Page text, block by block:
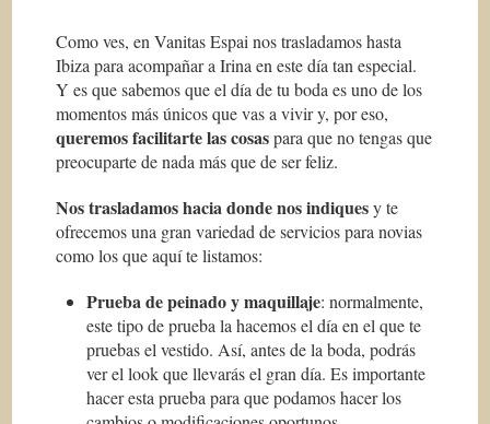
Como ves, en Vanitas Espai nos trasladamos hasta
Ibiza para acompañar a Irina en este día tan especial.
Y es que sabemos que el día de tu boda es uno de los
momentos más únicos que vas a vivir y, por eso,
queremos facilitarte las cosaspara que no tengas que
preocuparte de nada más que de ser feliz.
Nos trasladamos hacia donde nos indiquesy te
ofrecemos una gran variedad de servicios para novias
como los que aquí te listamos:
Prueba de peinado y maquillaje: normalmente,
este tipo de prueba la hacemos el día en el que te
pruebas el vestido. Así, antes de la boda, podrás
ver el look que llevarás el gran día. Es importante
hacer esta prueba para que podamos hacer los